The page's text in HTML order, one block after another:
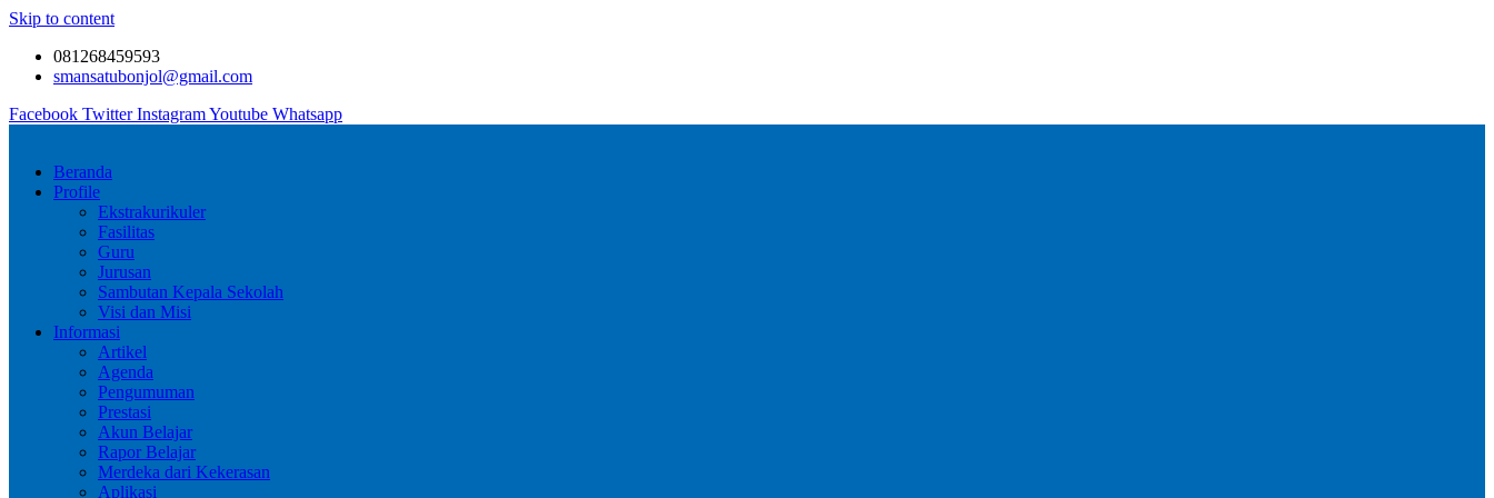
Skip to content
081268459593
smansatubonjol@gmail.com
Facebook Twitter InstagramYoutube Whatsapp
Beranda
Profile
Ekstrakurikuler
Fasilitas
Guru
Jurusan
Sambutan Kepala Sekolah
Visi dan Misi
Informasi
Artikel
Agenda
Pengumuman
Prestasi
Akun Belajar
Rapor Belajar
Merdeka dari Kekerasan
Aplikasi